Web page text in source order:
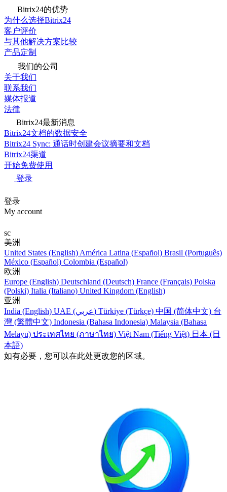
Bitrix24的优势
为什么选择Bitrix24
客户评价
与其他解决方案比较
产品定制
我们的公司
关于我们
联系我们
媒体报道
法律
Bitrix24最新消息
Bitrix24文档的数据安全
Bitrix24 Sync: 通话时创建会议摘要和文档
Bitrix24渠道
开始免费使用
登录
登录
My account
sc
美洲
United States (English) América Latina (Español) Brasil (Português)
México (Español) Colombia (Español)
欧洲
Europe (English) Deutschland (Deutsch) France (Français) Polska
(Polski) Italia (Italiano) United Kingdom (English)
亚洲
India (English)
UAE (عربي) Türkiye (Türkçe) 中国 (简体中文) 台
灣 (繁體中文) Indonesia (Bahasa Indonesia) Malaysia (Bahasa
Melayu) ประเทศไทย (ภาษาไทย) Việt Nam (Tiếng Việt) 日本 (日
本語)
如有必要，您可以在此处更改您的区域。